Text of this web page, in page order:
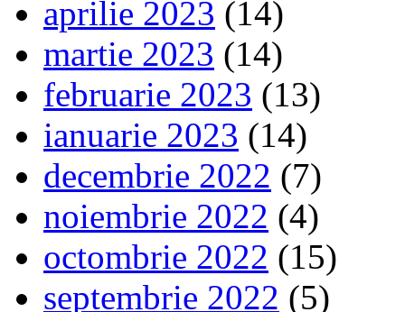
aprilie 2023 (14)
martie 2023 (14)
februarie 2023 (13)
ianuarie 2023 (14)
decembrie 2022 (7)
noiembrie 2022 (4)
octombrie 2022 (15)
septembrie 2022 (5)